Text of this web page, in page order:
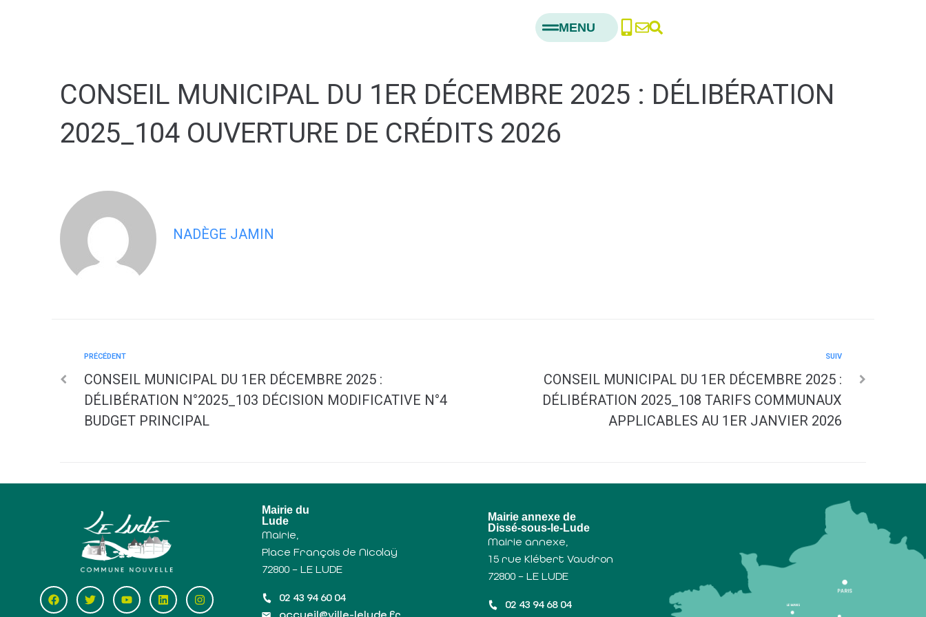
MENU
CONSEIL MUNICIPAL DU 1ER DÉCEMBRE 2025 : DÉLIBÉRATION
2025_104 OUVERTURE DE CRÉDITS 2026
NADÈGE JAMIN
PRÉCÉDENT
CONSEIL MUNICIPAL DU 1ER DÉCEMBRE 2025 :
DÉLIBÉRATION N°2025_103 DÉCISION MODIFICATIVE N°4
BUDGET PRINCIPAL
SUIV
CONSEIL MUNICIPAL DU 1ER DÉCEMBRE 2025 :
DÉLIBÉRATION 2025_108 TARIFS COMMUNAUX
APPLICABLES AU 1ER JANVIER 2026
Mairie du
Lude
Mairie,
Place François de Nicolaÿ
72800 – LE LUDE
02 43 94 60 04
Mairie annexe de
Dissé-sous-le-Lude
Mairie annexe,
15 rue Klébert Vaudron
72800 – LE LUDE
02 43 94 68 04